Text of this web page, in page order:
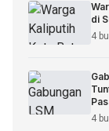
di
4
4